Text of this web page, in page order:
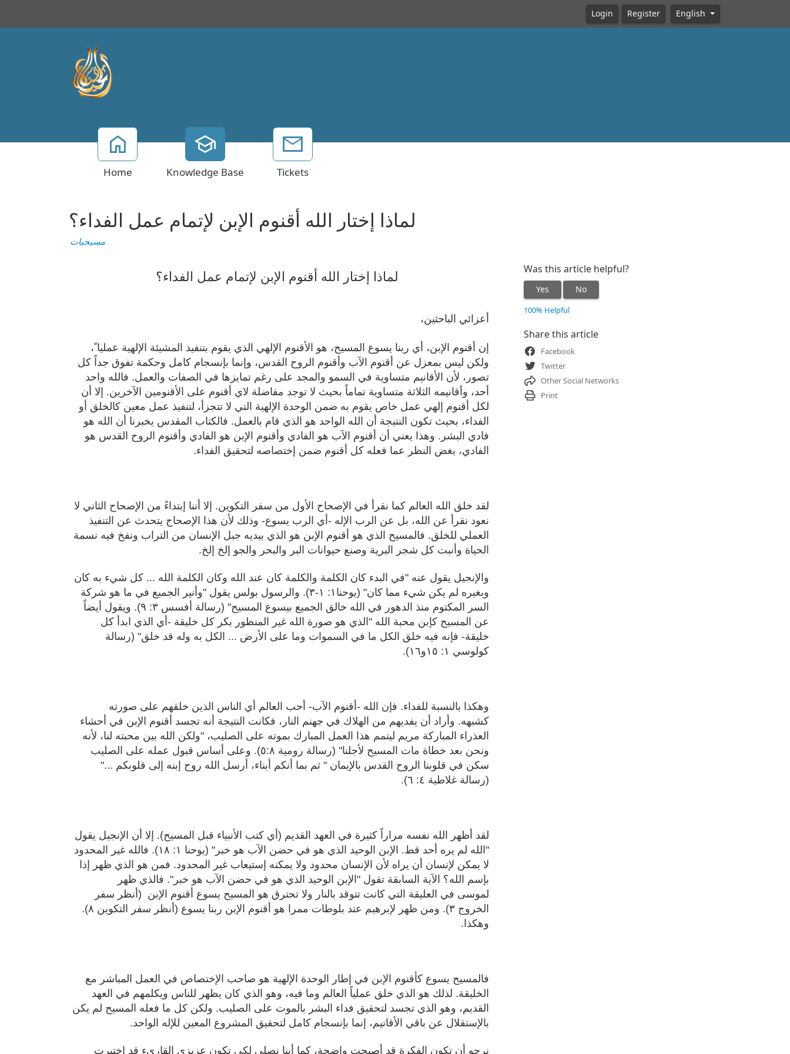
Login Register English
Home Knowledge Base Tickets
لماذا إختار الله أقنوم الإبن لإتمام عمل الفداء؟
مسيحيات
أعزائي الباحثين،
إن أقنوم الإبن، أي ربنا يسوع المسيح، هو الأقنوم الإلهي الذي يقوم بتنفيذ المشيئة الإلهية عمليا ً،
ولكن ليس بمعزل عن أقنوم الآب وأقنوم الروح القدس، وإنما بإنسجام كامل وحكمة تفوق جداً كل
تصور، لأن الأقانيم متساوية في السمو والمجد على رغم تمايزها في الصفات والعمل. فالله واحد
أحد، وأقانيمه الثلاثة متساوية تماماً بحيث لا توجد مفاضلة لاي أقنوم على الأقنومين الآخرين. إلا أن
لكل أقنوم إلهي عمل خاص يقوم به ضمن الوحدة الإلهية التي لا تتجزأ، لتنفيذ عمل معين كالخلق أو
الفداء، بحيث تكون النتيجة أن الله الواحد هو الذي قام بالعمل. فالكتاب المقدس يخبرنا أن الله هو
فادي البشر. وهذا يعني أن أقنوم الآب هو الفادي وأقنوم الإبن هو الفادي وأقنوم الروح القدس هو
الفادي، بغض النظر عما فعله كل أقنوم ضمن إختصاصه لتحقيق الفداء.
لقد خلق الله العالم كما نقرأ في الإصحاح الأول من سفر التكوين. إلا أننا إبتداءً من الإصحاح الثاني لا
نعود نقرأ عن الله، بل عن الرب الإله -أي الرب يسوع- وذلك لأن هذا الإصحاح يتحدث عن التنفيذ
العملي للخلق. فالمسيح الذي هو أقنوم الإبن هو الذي بيديه جبل الإنسان من التراب ونفخ فيه نسمة
الحياة وأنبت كل شجر البرية وصنع حيوانات البر والبحر والجو إلخ إلخ.
والإنجيل يقول عنه "في البدء كان الكلمة والكلمة كان عند الله وكان الكلمة الله ... كل شيء به كان
وبغيره لم يكن شيء مما كان"
(يوحنا١: ١-٣). والرسول بولس يقول "وأنير الجميع في ما هو شركة
السر المكتوم منذ الدهور في الله خالق الجميع بيسوع المسيح" (رسالة أفسس ٣: ٩). ويقول أيضاً
عن المسيح كإبن محبة الله "الذي هو صورة الله غير المنظور بكر كل خليقة -أي الذي ابدأ كل
خليقة- فإنه فيه خلق الكل ما في السموات وما على الأرض ... الكل به وله قد خلق" (رسالة
كولوسي ١: ١٥و١٦).
وهكذا بالنسبة للفداء. فإن الله -أقنوم الآب- أحب العالم أي الناس الذين خلقهم على صورته
كشبهه. وأراد أن يفديهم من الهلاك في جهنم النار، فكانت النتيجة أنه تجسد أقنوم الإبن في أحشاء
العذراء المباركة مريم ليتمم هذا العمل المبارك بموته على الصليب، "ولكن الله بين محبته لنا، لأنه
ونحن بعد خطاة مات المسيح لأجلنا" (رسالة رومية ٥:٨)
. وعلى أساس قبول عمله على الصليب
سكن في قلوبنا الروح القدس بالإيمان " ثم بما أنكم أبناء، أرسل الله روح إبنه إلى قلوبكم ..."
(رسالة غلاطية ٤: ٦).
لقد أظهر الله نفسه مراراً كثيرة في العهد القديم (أي كتب الأنبياء قبل المسيح). إلا أن الإنجيل يقول
"الله لم يره أحد قط. الإبن الوحيد الذي هو في حضن الآب هو خبر" (يوحنا ١: ١٨). فالله غير المحدود
لا يمكن لإنسان أن يراه لأن الإنسان محدود ولا يمكنه إستيعاب غير المحدود. فمن هو الذي ظهر إذا
بإسم الله؟ الآية السابقة تقول "الإبن الوحيد الذي هو في حضن الآب هو خبر". فالذي ظهر
لموسى في العليقة التي كانت تتوقد بالنار ولا تحترق هو المسيح يسوع أقنوم الإبن (أنظر سفر
الخروج ٣
). ومن ظهر لإبرهيم عند بلوطات ممرا هو أقنوم الإبن ربنا يسوع (أنظر سفر التكوين ٨)
.
وهكذا.
فالمسيح يسوع كأقنوم الإبن في إطار الوحدة الإلهية هو صاحب الإختصاص في العمل المباشر مع
الخليقة. لذلك هو الذي خلق عملياً العالم وما فيه، وهو الذي كان يظهر للناس ويكلمهم في العهد
القديم، وهو الذي تجسد لتحقيق فداء البشر بالموت على الصليب. ولكن كل ما فعله المسيح لم يكن
بالإستقلال عن باقي الأقانيم، إنما بإنسجام كامل لتحقيق المشروع المعين للإله الواحد.
نرجو أن تكون الفكرة قد أصبحت واضحة، كما أننا نصلي لكي تكون عزيزي القارىء قد إختبرت
Was this article helpful?
Yes No
100% Helpful
Share this article
Facebook
Twitter
Other Social Networks
Print